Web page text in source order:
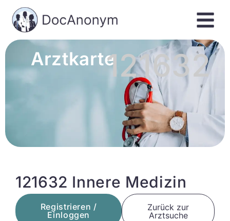
Arztkarte121632
121632 Innere Medizin
Registrieren /
Einloggen
Zurück zur
Arztsuche